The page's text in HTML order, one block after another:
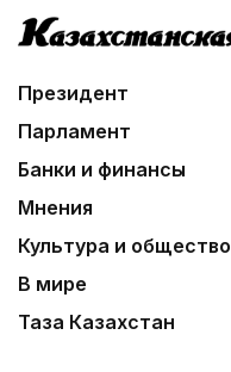
Президент
Парламент
Банки и финансы
Мнения
Культура и общество
В мире
Таза Казахстан